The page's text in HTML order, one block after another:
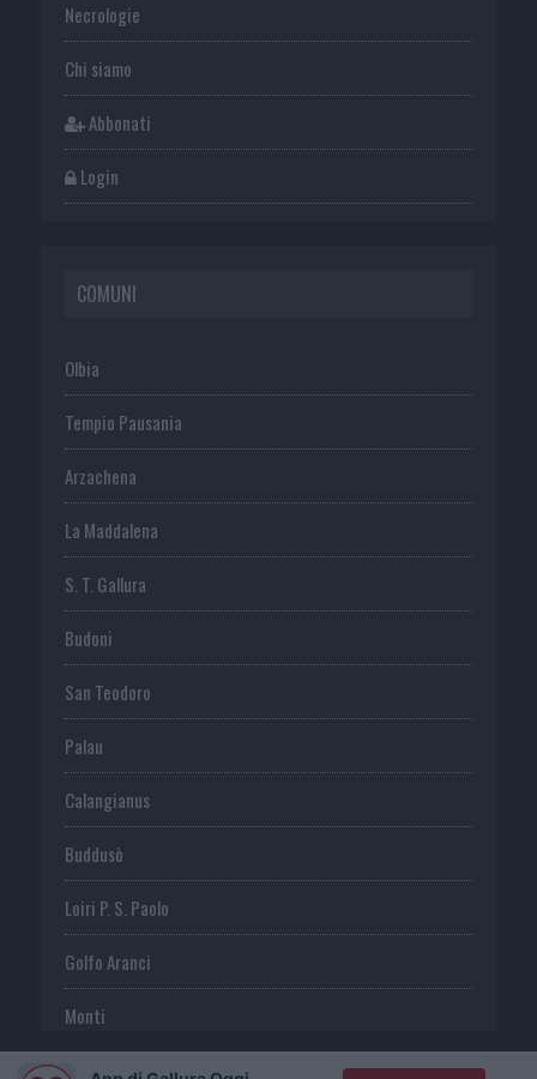
Necrologie
Chi siamo
Abbonati
Login
COMUNI
Olbia
Tempio Pausania
Arzachena
La Maddalena
S. T. Gallura
Budoni
San Teodoro
Palau
Calangianus
Buddusò
Loiri P. S. Paolo
Golfo Aranci
Monti
Telti